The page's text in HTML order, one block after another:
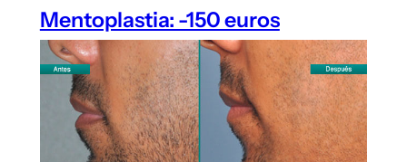
Mentoplastia: -150 euros